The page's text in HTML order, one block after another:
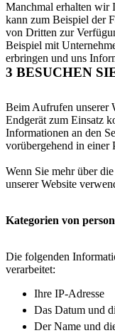
Manchmal erhalten wir
kann zum Beispiel der
von Dritten zur
Beispiel mit
erbringen und uns
3 BESUCHEN
Beim Aufrufen unserer
Endgerät zum Einsatz
Informationen an den
vorübergehend in einer
Wenn Sie mehr über
unserer Website
Kategorien von
Die folgenden
verarbeitet:
Ihre IP-Adresse
Das Datum und
Der Name und